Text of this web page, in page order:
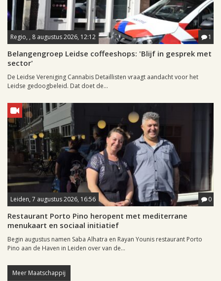
Regio, , 8 augustus 2026, 12:12 1
Belangengroep Leidse coffeeshops: 'Blijf in gesprek met
sector'
De Leidse Vereniging Cannabis Detaillisten vraagt aandacht voor het
Leidse gedoogbeleid. Dat doet de...
Leiden, 7 augustus 2026, 16:56 0
Restaurant Porto Pino heropent met mediterrane
menukaart en sociaal initiatief
Begin augustus namen Saba Alhatra en Rayan Younis restaurant Porto
Pino aan de Haven in Leiden over van de...
Meer Maatschappij